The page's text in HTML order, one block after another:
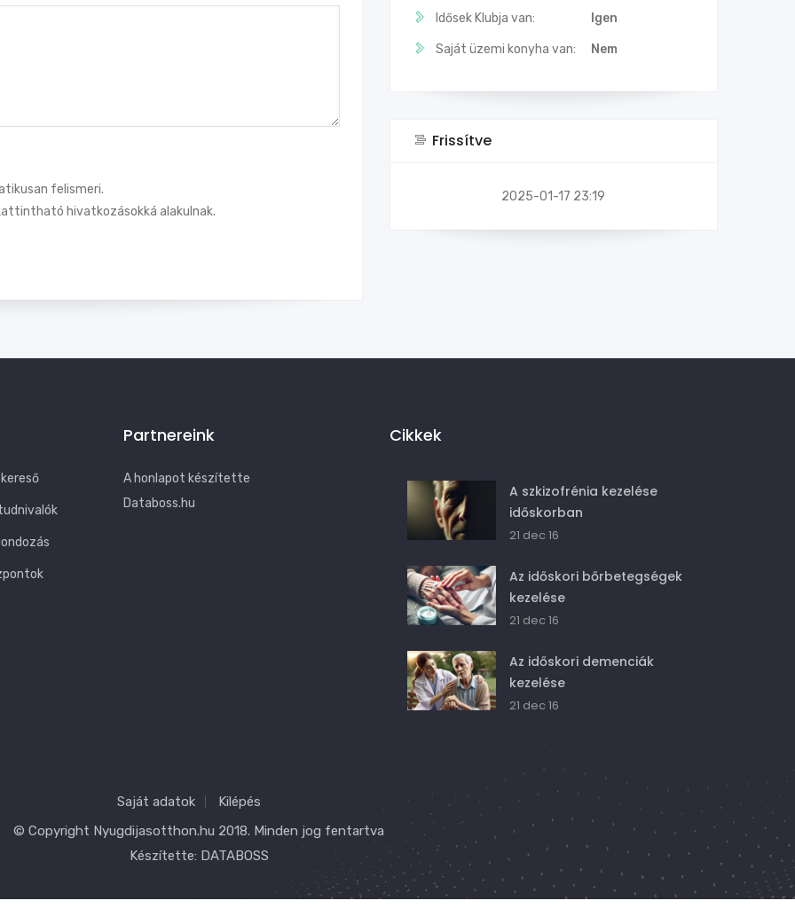
felismeri.
hivatkozásokká alakulnak.
Idősek Klubja van: Igen
Saját üzemi konyha van: Nem
Frissítve
2025-01-17 23:19
Partnereink
A honlapot készítette
Databoss.hu
Cikkek
A szkizofrénia kezelése
időskorban
21 dec 16
Az időskori bőrbetegségek
kezelése
21 dec 16
Az időskori demenciák
kezelése
21 dec 16
Saját adatok
Kilépés
© Copyright Nyugdijasotthon.hu 2018. Minden jog fentartva
Készítette: DATABOSS